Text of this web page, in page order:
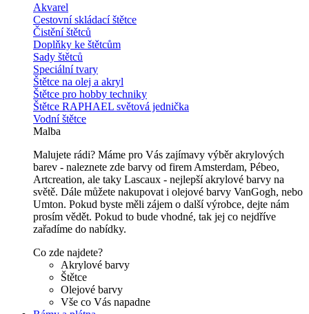
Akvarel
Cestovní skládací štětce
Čistění štětců
Doplňky ke štětcům
Sady štětců
Speciální tvary
Štětce na olej a akryl
Štětce pro hobby techniky
Štětce RAPHAEL světová jednička
Vodní štětce
Malba
Malujete rádi? Máme pro Vás zajímavy výběr akrylových
barev - naleznete zde barvy od firem Amsterdam, Pébeo,
Artcreation, ale taky Lascaux - nejlepší akrylové barvy na
světě. Dále můžete nakupovat i olejové barvy VanGogh, nebo
Umton. Pokud byste měli zájem o další výrobce, dejte nám
prosím vědět. Pokud to bude vhodné, tak jej co nejdříve
zařadíme do nabídky.
Co zde najdete?
Akrylové barvy
Štětce
Olejové barvy
Vše co Vás napadne